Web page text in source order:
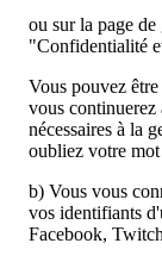
ou sur la page
"Confidentialité
Vous pouvez
vous continuerez
nécessaires à la
oubliez votre mot
b) Vous vous
vos identifiants
Facebook,